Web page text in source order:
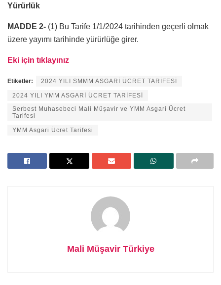
Yürürlük
MADDE 2- (1) Bu Tarife 1/1/2024 tarihinden geçerli olmak
üzere yayımı tarihinde yürürlüğe girer.
Eki için tıklayınız
Etiketler: 2024 YILI SMMM ASGARİ ÜCRET TARİFESİ
2024 YILI YMM ASGARİ ÜCRET TARİFESİ
Serbest Muhasebeci Mali Müşavir ve YMM Asgari Ücret
Tarifesi
YMM Asgari Ücret Tarifesi
Mali Müşavir Türkiye